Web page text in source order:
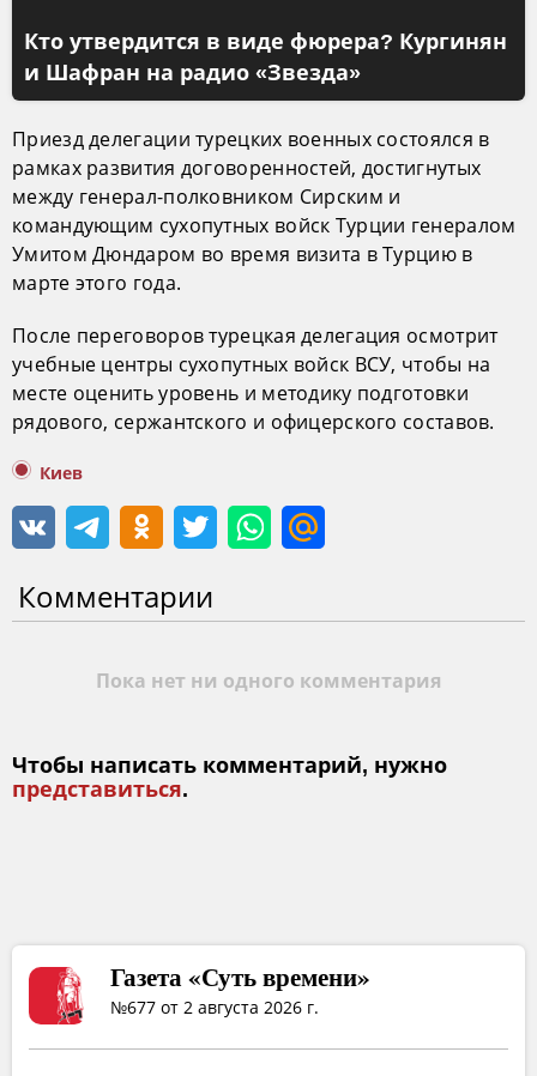
Кто утвердится в виде фюрера? Кургинян
и Шафран на радио «Звезда»
Приезд делегации турецких военных состоялся в
рамках развития договоренностей, достигнутых
между генерал-полковником Сирским и
командующим сухопутных войск Турции генералом
Умитом Дюндаром во время визита в Турцию в
марте этого года.
После переговоров турецкая делегация осмотрит
учебные центры сухопутных войск ВСУ, чтобы на
месте оценить уровень и методику подготовки
рядового, сержантского и офицерского составов.
Киев
Комментарии
Пока нет ни одного комментария
Чтобы написать комментарий, нужно
представиться.
Газета «Суть времени»
№677 от 2 августа 2026 г.